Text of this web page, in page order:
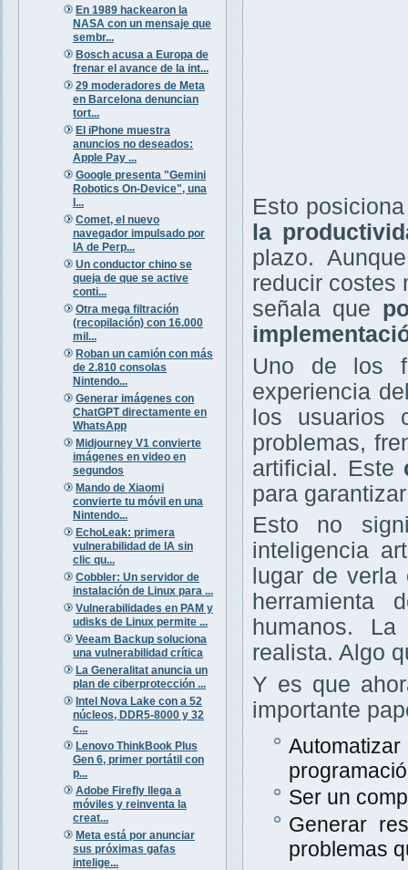
En 1989 hackearon la
NASA con un mensaje que
sembr...
Bosch acusa a Europa de
frenar el avance de la int...
29 moderadores de Meta
en Barcelona denuncian
tort...
El iPhone muestra
anuncios no deseados:
Apple Pay ...
Google presenta "Gemini
Robotics On-Device", una
I...
Comet, el nuevo
navegador impulsado por
IA de Perp...
Un conductor chino se
queja de que se active
conti...
Otra mega filtración
(recopilación) con 16.000
mil...
Roban un camión con más
de 2.810 consolas
Nintendo...
Generar imágenes con
ChatGPT directamente en
WhatsApp
Midjourney V1 convierte
imágenes en video en
segundos
Mando de Xiaomi
convierte tu móvil en una
Nintendo...
EchoLeak: primera
vulnerabilidad de IA sin
clic qu...
Cobbler: Un servidor de
instalación de Linux para ...
Vulnerabilidades en PAM y
udisks de Linux permite ...
Veeam Backup soluciona
una vulnerabilidad crítica
La Generalitat anuncia un
plan de ciberprotección ...
Intel Nova Lake con a 52
núcleos, DDR5-8000 y 32
c...
Lenovo ThinkBook Plus
Gen 6, primer portátil con
p...
Adobe Firefly llega a
móviles y reinventa la
creat...
Meta está por anunciar
sus próximas gafas
intelige...
Esto
la
plazo.
reducir costes
señala que
Uno de los
experiencia
los usuarios
problemas,
artificial. Este
para
Esto no
inteligencia
lugar de
herramienta
humanos.
realista. Algo
Y es que
importante
Ser un
Generar
problemas